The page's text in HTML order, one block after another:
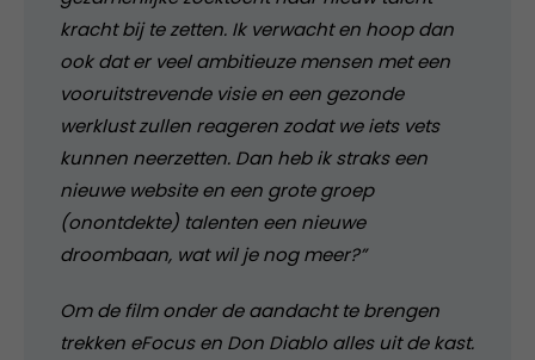
kracht bij te zetten. Ik verwacht en hoop dan
ook dat er veel ambitieuze mensen met een
vooruitstrevende visie en een gezonde
werklust zullen reageren zodat we iets vets
kunnen neerzetten. Dan heb ik straks een
nieuwe website en een grote groep
(onontdekte) talenten een nieuwe
droombaan, wat wil je nog meer?”
Om de film onder de aandacht te brengen
trekken eFocus en Don Diablo alles uit de kast.